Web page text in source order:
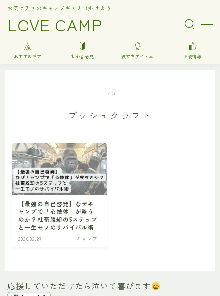
LOVE CAMP
お気に入りのキャンプギアと出掛けよう
調理器具関連（kitchenware）
車中泊
お得情報
楽天お得情報
ビギナー 初心者の方へ
おすすめギア 初心者必見 役立ちアイテム お得情報
TAG
ブッシュクラフト
【最強の自己啓発】なぜキ
ャンプで「心技体」が整う
のか？社畜脱却の5ステップ
と一生モノのサバイバル術
2026.02.27 キャンプ
応援していただけたら泣いて喜びます